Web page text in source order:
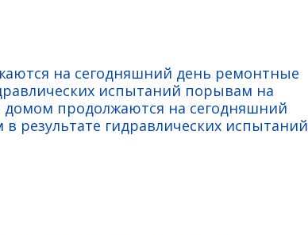
на сегодняшний день ремонтные
испытаний порывам на
домом продолжаются на сегодняшний
гидравлических испытаний